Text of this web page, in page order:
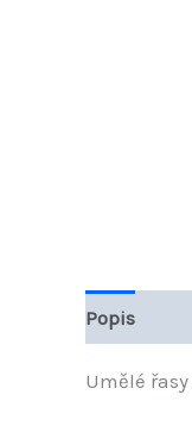
Popis
Umělé